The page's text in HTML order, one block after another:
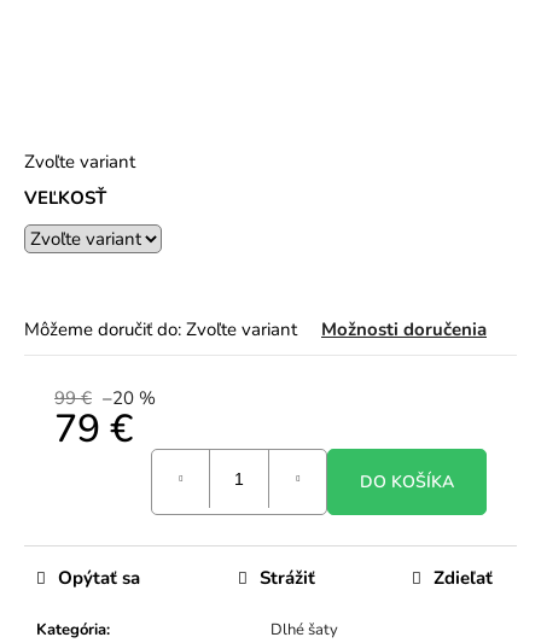
VEĽKOSŤ
Môžeme doručiť do: Zvoľte variant Možnosti doručenia
Zvoľte variant
99 € –20 %
79 €
DO KOŠÍKA
Kategória:
Dlhé šaty
Opýtať sa Strážiť Zdieľať